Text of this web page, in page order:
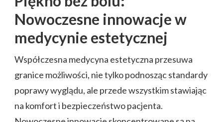
Nowoczesne innowacje w
medycynie estetycznej
Współczesna medycyna estetyczna przesuwa
granice możliwości, nie tylko podnosząc standardy
poprawy wyglądu, ale przede wszystkim stawiając
na komfort i bezpieczeństwo pacjenta.